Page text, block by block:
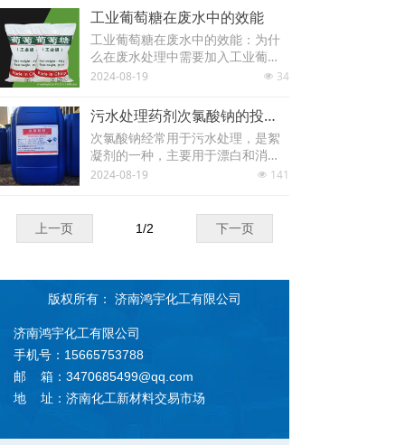
石油钻井、猫砂制作、塑料造粒等
方面，以提高产品用途的多样性，
保障产品不易受到损害。
工业葡萄糖在废水中的效能
工业葡萄糖在废水中的效能：为什
么在废水处理中需要加入工业葡萄
糖在废水处理的调整期加入工业葡
更好更强的霉菌病菌，增强废水的
可生化性，合理提高污泥的亲和
力，会比尿素溶液的实际效果来得
更快。
넶 34
2024-08-19
污水处理药剂次氯酸钠的投放量
次氯酸钠经常用于污水处理，是絮
凝剂的一种，主要用于漂白和消
毒，在废水处理中发挥重要的作
的，今天盛福莱就来分享一些常用
污水的次氯酸钠的投加量：
넶 141
2024-08-19
上一页 下一页
1/2
济南鸿宇化工有限公司
手机号：15665753788
邮 箱：3470685499@qq.com
地 址：济南化工新材料交易市场
版权所有： 济南鸿宇化工有限公司